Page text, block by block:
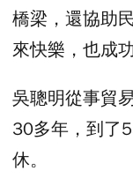
橋梁，還協助
來快樂，也成
吳聰明從事貿
30多年，到了
休。